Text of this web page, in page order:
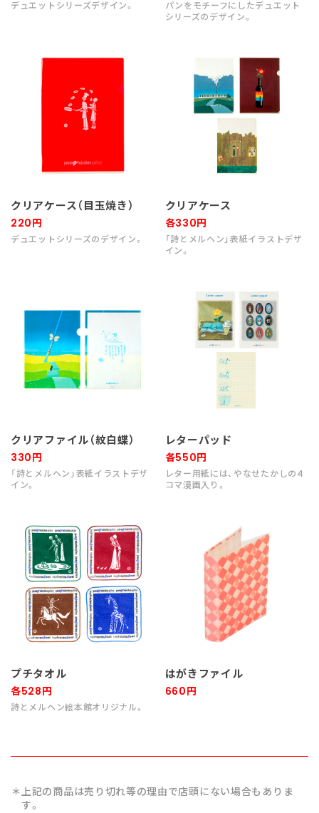
デュエットシリーズデザイン。
パンをモチーフにしたデュエット
シリーズのデザイン。
クリアケース（目玉焼き）
220円
デュエットシリーズのデザイン。
クリアケース
各330円
「詩とメルヘン」表紙イラストデザ
イン。
クリアファイル（紋白蝶）
330円
「詩とメルヘン」表紙イラストデザ
イン。
レターパッド
各550円
レター用紙には、やなせたかしの4
コマ漫画入り。
プチタオル
各528円
詩とメルヘン絵本館オリジナル。
はがきファイル
660円
上記の商品は売り切れ等の理由で店頭にない場合もありま
す。